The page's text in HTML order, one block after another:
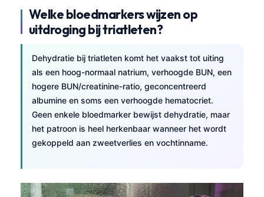
Welke bloedmarkers wijzen op
uitdroging bij triatleten?
Dehydratie bij triatleten komt het vaakst tot uiting
als een hoog-normaal natrium, verhoogde BUN, een
hogere BUN/creatinine-ratio, geconcentreerd
albumine en soms een verhoogde hematocriet.
Geen enkele bloedmarker bewijst dehydratie, maar
het patroon is heel herkenbaar wanneer het wordt
gekoppeld aan zweetverlies en vochtinname.